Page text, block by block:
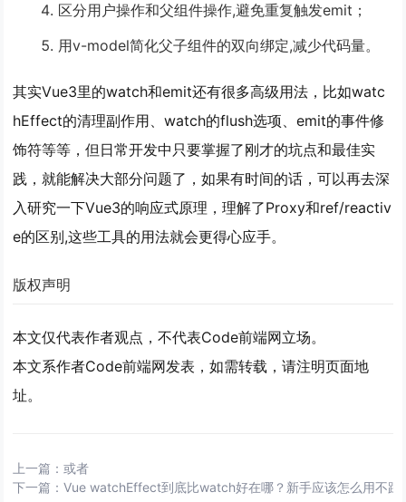
区分用户操作和父组件操作,避免重复触发emit；
用v-model简化父子组件的双向绑定,减少代码量。
其实Vue3里的watch和emit还有很多高级用法，比如watc
hEffect的清理副作用、watch的flush选项、emit的事件修
饰符等等，但日常开发中只要掌握了刚才的坑点和最佳实
践，就能解决大部分问题了，如果有时间的话，可以再去深
入研究一下Vue3的响应式原理，理解了Proxy和ref/reactiv
e的区别,这些工具的用法就会更得心应手。
版权声明
本文仅代表作者观点，不代表Code前端网立场。
本文系作者Code前端网发表，如需转载，请注明页面地
址。
上一篇：或者
下一篇：Vue watchEffect到底比watch好在哪？新手应该怎么用不踩